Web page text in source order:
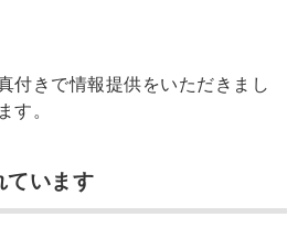
付きで情報提供をいただきまし
す。
ています